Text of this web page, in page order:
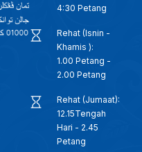
4:30 Petang
Rehat (Isnin -
Khamis ):
1.00 Petang -
2.00 Petang
Rehat (Jumaat):
12.15Tengah
Hari - 2.45
Petang